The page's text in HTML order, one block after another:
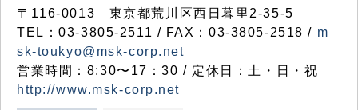
〒116-0013 東京都荒川区西日暮里2-35-5
TEL：03-3805-2511 / FAX：03-3805-2518 / m
sk-toukyo@msk-corp.net
営業時間：8:30〜17：30 / 定休日：土・日・祝
http://www.msk-corp.net